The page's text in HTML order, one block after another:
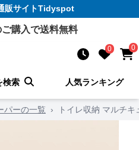
販サイトTidyspot
購入で送料無料
0 0
検索 人気ランキング
パーの一覧 › トイレ収納 マルチ